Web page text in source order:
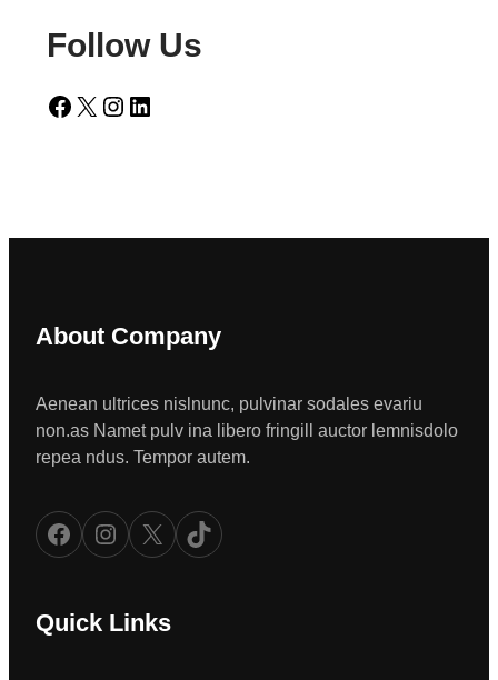
Follow Us
Facebook X Instagram LinkedIn
About Company
Aenean ultrices nislnunc, pulvinar sodales evariu
non.as Namet pulv ina libero fringill auctor lemnisdolo
repea ndus. Tempor autem.
Facebook Instagram X TikTok
Quick Links